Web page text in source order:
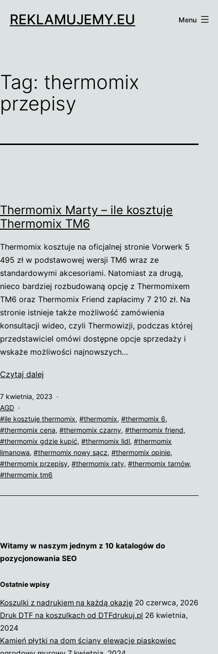
REKLAMUJEMY.EU Menu
Tag: thermomix
przepisy
Thermomix Marty – ile kosztuje
Thermomix TM6
Thermomix kosztuje na oficjalnej stronie Vorwerk 5
495 zł w podstawowej wersji TM6 wraz ze
standardowymi akcesoriami. Natomiast za drugą,
nieco bardziej rozbudowaną opcję z Thermomixem
TM6 oraz Thermomix Friend zapłacimy 7 210 zł. Na
stronie istnieje także możliwość zamówienia
konsultacji wideo, czyli Thermowizji, podczas której
przedstawiciel omówi dostępne opcje sprzedaży i
wskaże możliwości najnowszych…
Czytaj dalej
–
kosztuje
Thermomix
TM6
Opublikowano
7 kwietnia, 2023
Umieszczono
w
kategoriach:
AGD
Tagiile kosztuje thermomix, thermomix, thermomix 6,
thermomix cena, thermomix czarny, thermomix friend,
thermomix gdzie kupić, thermomix lidl,
thermomix
limanowa, thermomix nowy sącz, thermomix opinie,
thermomix przepisy, thermomix raty, thermomix tarnów,
thermomix tm6
Witamy w naszym jednym z 10 katalogów do
pozycjonowania SEO
Ostatnie wpisy
Koszulki z nadrukiem na każdą okazję 20 czerwca, 2026
Druk DTF na koszulkach od DTFdrukuj.pl 26 kwietnia,
2024
Kamień płytki na dom ściany elewacje piaskowiec